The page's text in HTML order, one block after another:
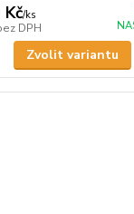
/ks
DPH
Zvolit variantu